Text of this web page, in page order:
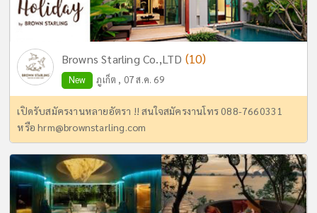
Browns Starling Co.,LTD (10)
New ภูเก็ต , 07 ส.ค. 69
เปิดรับสมัครงานหลายอัตรา !! สนใจสมัครงานโทร 088-7660331
หรือhrm@brownstarling.com